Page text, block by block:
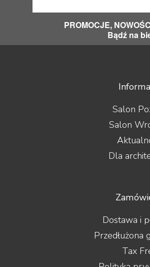
PROMOCJE,
Bądź na
Salon
Salon
Dla
Dostawa i
Przedłużona
Tax